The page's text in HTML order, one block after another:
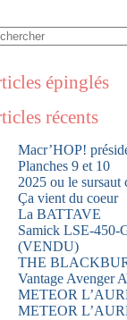
épinglés
récents
Macr’HOP!
Planches 9 et 10
2025 ou le sursaut
Ça vient du coeur
La BATTAVE
Samick LSE-450-
(VENDU)
THE
Vantage Avenger
METEOR
METEOR